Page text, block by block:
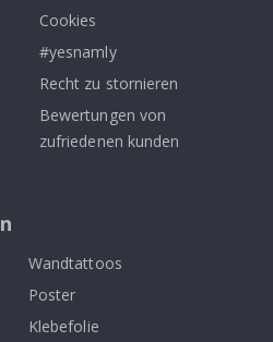
Cookies
#yesnamly
Recht zu stornieren
Bewertungen von
zufriedenen kunden
Wandtattoos
Poster
Klebefolie